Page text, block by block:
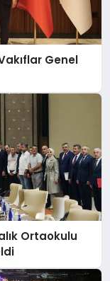
Genel
Ortaokulu